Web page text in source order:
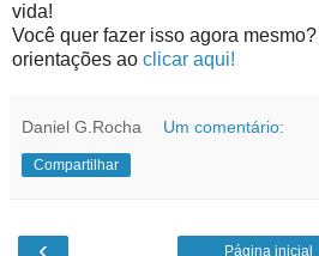
vida!
Você quer fazer isso agora
orientações ao clicar aqui!
Daniel G.Rocha Um comentário:
Compartilhar
Página inicial